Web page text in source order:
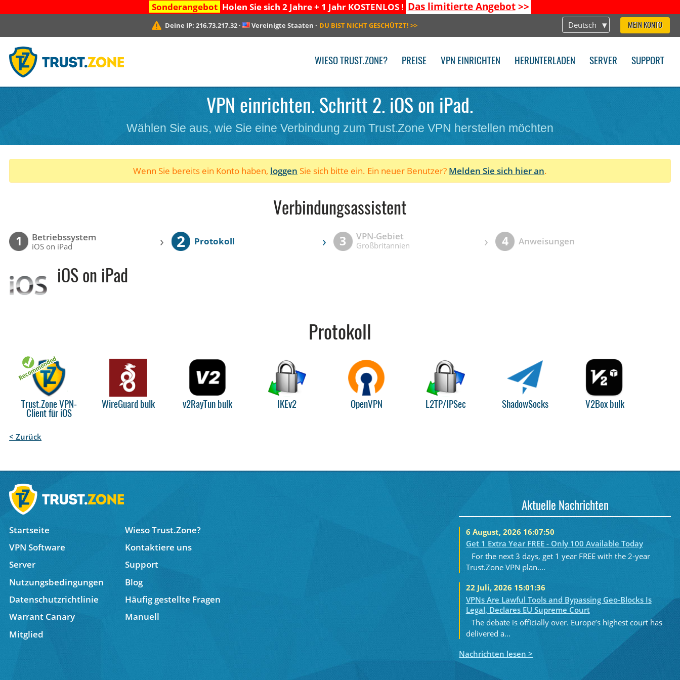
Sonderangebot Holen Sie sich 2 Jahre + 1 Jahr KOSTENLOS ! Das limitierte Angebot>>
Deutsch MEIN KONTO
Deine IP:216.73.217.32 · Vereinigte Staaten · DU BIST NICHT GESCHÜTZT! >>
WIESO TRUST.ZONE? PREISE VPN EINRICHTEN HERUNTERLADEN SERVER SUPPORT
VPN einrichten. Schritt 2. iOS on iPad.
Wählen Sie aus, wie Sie eine Verbindung zum Trust.Zone VPN herstellen möchten
Wenn Sie bereits ein Konto haben, loggen Sie sich bitte ein. Ein neuer Benutzer? Melden Sie sich hier an.
Verbindungsassistent
1 Betriebssystem
iOS on iPad › 2 Protokoll › 3 VPN-Gebiet
Großbritannien › 4 Anweisungen
iOS on iPad
Protokoll
Trust.Zone VPN-
Client für iOS
WireGuard bulk v2RayTun bulk IKEv2 OpenVPN L2TP/IPSec ShadowSocks V2Box bulk
< Zurück
Startseite
Wieso Trust.Zone?
VPN Software
Kontaktiere uns
Server
Support
Nutzungsbedingungen
Blog
Datenschutzrichtlinie
Häufig gestellte Fragen
Warrant Canary
Manuell
Mitglied
Aktuelle Nachrichten
6 August, 2026 16:07:50
Get 1 Extra Year FREE - Only 100 Available Today
For the next 3 days, get 1 year FREE with the 2-year
Trust.Zone VPN plan....
22 Juli, 2026 15:01:36
VPNs Are Lawful Tools and Bypassing Geo-Blocks Is
Legal, Declares EU Supreme Court
The debate is officially over. Europe’s highest court has
delivered a...
Nachrichten lesen >